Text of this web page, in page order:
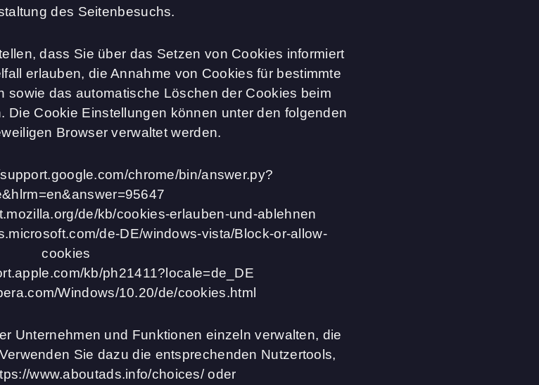
des Seitenbesuchs.
dass Sie über das Setzen von Cookies informiert
erlauben, die Annahme von Cookies für bestimmte
sowie das automatische Löschen der Cookies beim
Die Cookie Einstellungen können unter den folgenden
Browser verwaltet werden.
chrome/bin/answer.py?
de/kb/cookies-erlauben-und-ablehnen
de-DE/windows-vista/Block-or-allow-
cookies
kb/ph21411?locale=de_DE
Windows/10.20/de/cookies.html
Unternehmen und Funktionen einzeln verwalten, die
Sie dazu die entsprechenden Nutzertools,
www.aboutads.info/choices/ oder